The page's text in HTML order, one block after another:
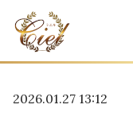
2026.01.27 13:12